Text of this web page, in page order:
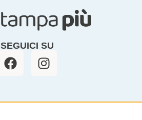
SEGUICI SU
F
a
b
I
n
a